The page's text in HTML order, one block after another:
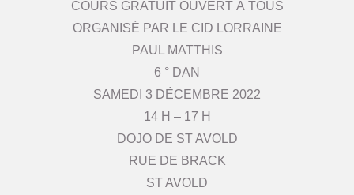
COURS GRATUIT OUVERT À TOUS
ORGANISÉ PAR LE CID LORRAINE
PAUL MATTHIS
6 ° DAN
SAMEDI 3 DÉCEMBRE 2022
14 H – 17 H
DOJO DE ST AVOLD
RUE DE BRACK
ST AVOLD